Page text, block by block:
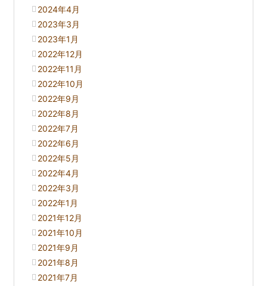
2024年4月
2023年3月
2023年1月
2022年12月
2022年11月
2022年10月
2022年9月
2022年8月
2022年7月
2022年6月
2022年5月
2022年4月
2022年3月
2022年1月
2021年12月
2021年10月
2021年9月
2021年8月
2021年7月